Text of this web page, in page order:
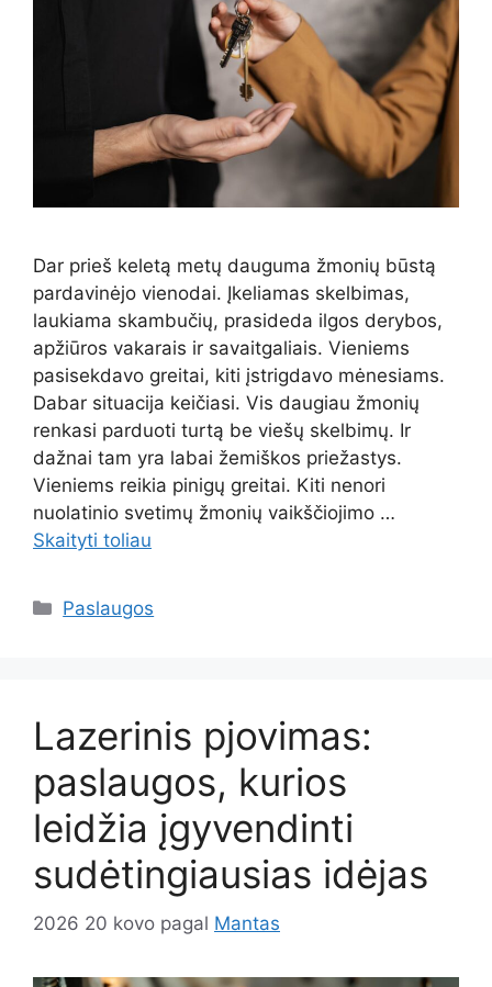
Dar prieš keletą metų dauguma žmonių būstą
pardavinėjo vienodai. Įkeliamas skelbimas,
laukiama skambučių, prasideda ilgos derybos,
apžiūros vakarais ir savaitgaliais. Vieniems
pasisekdavo greitai, kiti įstrigdavo mėnesiams.
Dabar situacija keičiasi. Vis daugiau žmonių
renkasi parduoti turtą be viešų skelbimų. Ir
dažnai tam yra labai žemiškos priežastys.
Vieniems reikia pinigų greitai. Kiti nenori
nuolatinio svetimų žmonių vaikščiojimo …
Skaityti toliau
Kategorijos
Paslaugos
Lazerinis pjovimas:
paslaugos, kurios
leidžia įgyvendinti
sudėtingiausias idėjas
2026 20 kovo pagal Mantas